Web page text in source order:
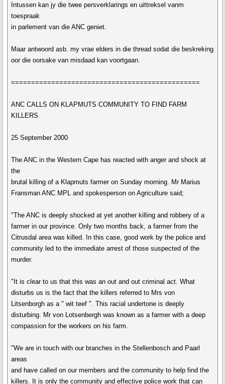
Intussen kan jy die twee persverklarings en uittreksel vanm
toespraak
in parlement van die ANC geniet.
Maar antwoord asb. my vrae elders in die thread sodat die beskreking
oor die oorsake van misdaad kan voortgaan.
===============================================
ANC CALLS ON KLAPMUTS COMMUNITY TO FIND FARM
KILLERS
25 September 2000
The ANC in the Western Cape has reacted with anger and shock at
the
brutal killing of a Klapmuts farmer on Sunday morning. Mr Marius
Fransman ANC MPL and spokesperson on Agriculture said;
"The ANC is deeply shocked at yet another killing and robbery of a
farmer in our province. Only two months back, a farmer from the
Citrusdal area was killed. In this case, good work by the police and
community led to the immediate arrest of those suspected of the
murder.
"It is clear to us that this was an out and out criminal act. What
disturbs us is the fact that the killers referred to Mrs von
Litsenborgh as a " wit teef ". This racial undertone is deeply
disturbing. Mr von Lotsenbergh was known as a farmer with a deep
compassion for the workers on his farm.
"We are in touch with our branches in the Stellenbosch and Paarl
areas
and have called on our members and the community to help find the
killers. It is only the community and effective police work that can